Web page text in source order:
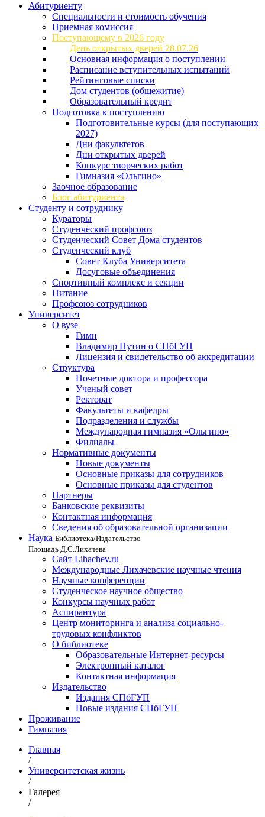
Абитуриенту
Специальности и стоимость обучения
Приемная комиссия
Поступающему в 2026 году
День открытых дверей 28.07.26
Основная информация о поступлении
Расписание вступительных испытаний
Рейтинговые списки
Дом студентов (общежитие)
Образовательный кредит
Подготовка к поступлению
Подготовительные курсы (для поступающих
2027)
Дни факультетов
Дни открытых дверей
Конкурс творческих работ
Гимназия «Ольгино»
Заочное образование
Блог абитуриента
Студенту и сотруднику
Кураторы
Студенческий профсоюз
Студенческий Совет Дома студентов
Студенческий клуб
Совет Клуба Университета
Досуговые объединения
Спортивный комплекс и секции
Питание
Профсоюз сотрудников
Университет
О вузе
Гимн
Владимир Путин о СПбГУП
Лицензия и свидетельство об аккредитации
Структура
Почетные доктора и профессора
Ученый совет
Ректорат
Факультеты и кафедры
Подразделения и службы
Международная гимназия «Ольгино»
Филиалы
Нормативные документы
Новые документы
Основные приказы для сотрудников
Основные приказы для студентов
Партнеры
Банковские реквизиты
Контактная информация
Сведения об образовательной организации
Наука Библиотека/Издательство
Площадь Д.С.Лихачева
Сайт Lihachev.ru
Международные Лихачевские научные чтения
Научные конференции
Студенческое научное общество
Конкурсы научных работ
Аспирантура
Центр мониторинга и анализа социально-
трудовых конфликтов
О библиотеке
Образовательные Интернет-ресурсы
Электронный каталог
Контактная информация
Издательство
Издания СПбГУП
Новые издания СПбГУП
Проживание
Гимназия
Главная
/
Университетская жизнь
/
Галерея
/